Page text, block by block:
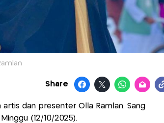
Share
dan presenter Olla Ramlan. Sang
(12/10/2025).